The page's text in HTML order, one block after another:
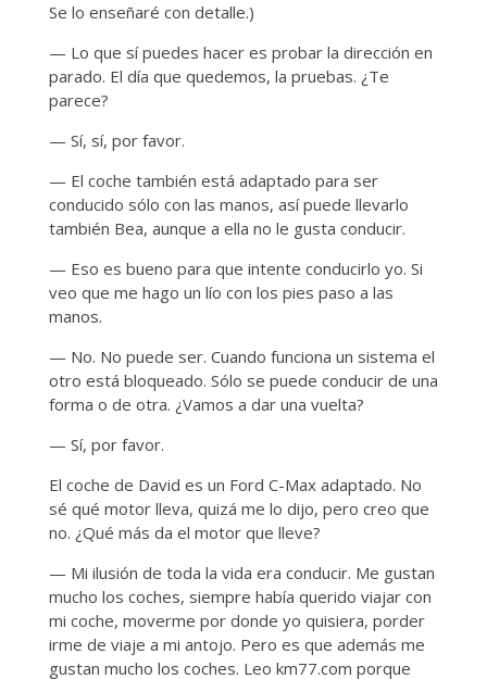
Se lo enseñaré con detalle.)
— Lo que sí puedes hacer es probar la dirección en
parado. El día que quedemos, la pruebas. ¿Te
parece?
— Sí, sí, por favor.
— El coche también está adaptado para ser
conducido sólo con las manos, así puede llevarlo
también Bea, aunque a ella no le gusta conducir.
— Eso es bueno para que intente conducirlo yo. Si
veo que me hago un lío con los pies paso a las
manos.
— No. No puede ser. Cuando funciona un sistema el
otro está bloqueado. Sólo se puede conducir de una
forma o de otra. ¿Vamos a dar una vuelta?
— Sí, por favor.
El coche de David es un Ford C-Max adaptado. No
sé qué motor lleva, quizá me lo dijo, pero creo que
no. ¿Qué más da el motor que lleve?
— Mi ilusión de toda la vida era conducir. Me gustan
mucho los coches, siempre había querido viajar con
mi coche, moverme por donde yo quisiera, porder
irme de viaje a mi antojo. Pero es que además me
gustan mucho los coches. Leo km77.com porque